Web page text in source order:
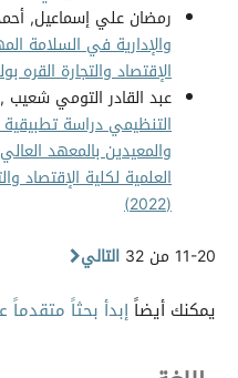
رمضان علي إسماعيل,
والإدارية في السلامة
الإقتصاد والتجارة القره بوللي:
عبد القادر التومي شعيب ,
التنظيمي دراسة
والمعيدين بالمعهد
(2022)
11-20 من 32 التالي
يمكنك أيضاًإبدأ بحثاً